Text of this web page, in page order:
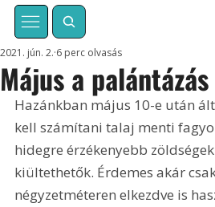
Május a
2021. jún. 2. 6 perc olvasás
Hazánkban május 10-e után
kell számítani talaj menti
hidegre érzékenyebb
kiültethetők. Érdemes akár
négyzetméteren elkezdve is